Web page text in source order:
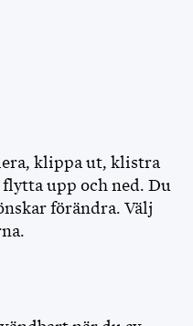
klippa ut, klistra
upp och ned. Du
förändra. Välj